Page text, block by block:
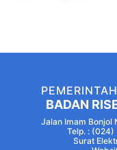
BADAN
Jalan Imam Bonjol
Telp. :
Surat